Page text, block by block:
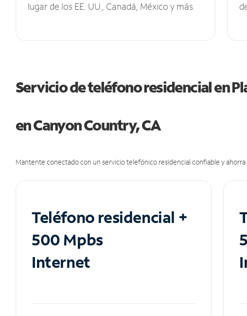
lugar de los EE. UU., Canadá, México y más.
Servicio de teléfono residencial en
en Canyon Country, CA
Mantente conectado con un servicio telefónico residencial confiable y ahorra
Teléfono residencial +
500 Mpbs
Internet